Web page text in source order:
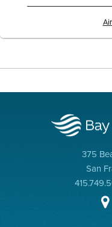
375
San